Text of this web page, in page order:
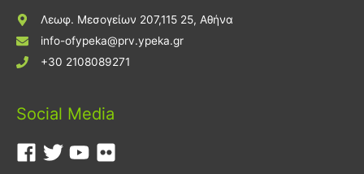
Λεωφ. Μεσογείων 207,115 25, Αθήνα
info-ofypeka@prv.ypeka.gr
+30 2108089271
Social Media